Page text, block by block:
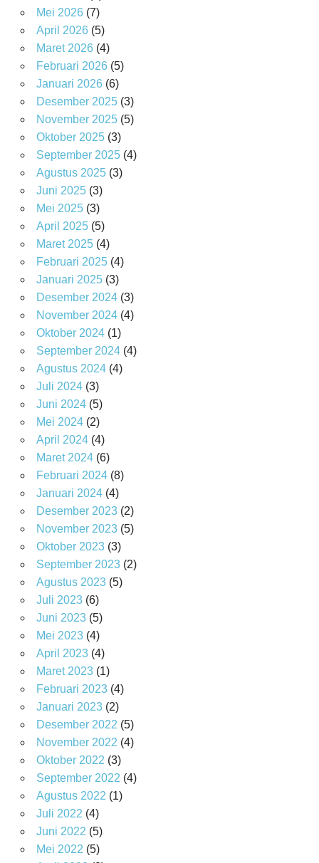
Mei 2026(7)
April 2026(5)
Maret 2026(4)
Februari 2026(5)
Januari 2026(6)
Desember 2025(3)
November 2025(5)
Oktober 2025(3)
September 2025(4)
Agustus 2025(3)
Juni 2025(3)
Mei 2025(3)
April 2025(5)
Maret 2025(4)
Februari 2025(4)
Januari 2025(3)
Desember 2024(3)
November 2024(4)
Oktober 2024(1)
September 2024(4)
Agustus 2024(4)
Juli 2024(3)
Juni 2024(5)
Mei 2024(2)
April 2024(4)
Maret 2024(6)
Februari 2024(8)
Januari 2024(4)
Desember 2023(2)
November 2023(5)
Oktober 2023(3)
September 2023(2)
Agustus 2023(5)
Juli 2023(6)
Juni 2023(5)
Mei 2023(4)
April 2023(4)
Maret 2023(1)
Februari 2023(4)
Januari 2023(2)
Desember 2022 (5)
November 2022 (4)
Oktober 2022 (3)
September 2022 (4)
Agustus 2022 (1)
Juli 2022 (4)
Juni 2022 (5)
Mei 2022 (5)